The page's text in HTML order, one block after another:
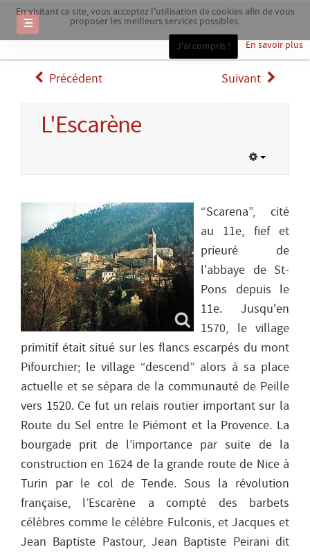
En visitant ce site, vous acceptez l'utilisation de cookies afin de vous
proposer les meilleurs services possibles.
En savoir plus
J'ai compris !
Précédent Suivant
L'Escarène
“Scarena”, cité
au 11e, fief et
prieuré de
l'abbaye de St-
Pons depuis le
11e. Jusqu'en
1570, le village
primitif était situé sur les flancs escarpés du mont
Pifourchier; le village “descend” alors à sa place
actuelle et se sépara de la communauté de Peille
vers 1520. Ce fut un relais routier important sur la
Route du Sel entre le Piémont et la Provence. La
bourgade prit de l’importance par suite de la
construction en 1624 de la grande route de Nice à
Turin par le col de Tende. Sous la révolution
française, l’Escarène a compté des barbets
célèbres comme le célèbre Fulconis, et Jacques et
Jean Baptiste Pastour, Jean Baptiste Peirani dit